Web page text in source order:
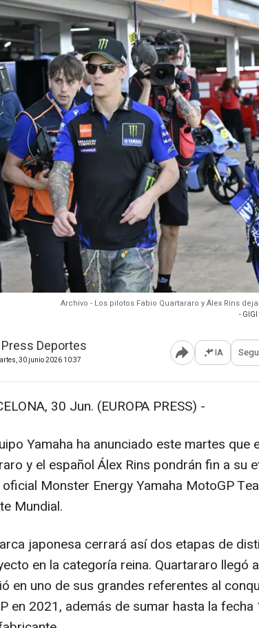
Archivo - Los pilotos Fabio Quartararo y Álex Rins
-
Deportes
30 junio 2026 10:37 Abrir IA
30 Jun. (EUROPA PRESS) -
Yamaha ha anunciado este martes que
y el español Álex Rins pondrán fin a su
Monster Energy Yamaha MotoGP
Mundial.
japonesa cerrará así dos etapas de
en la categoría reina. Quartararo llegó
en uno de sus grandes referentes al
en 2021, además de sumar hasta la